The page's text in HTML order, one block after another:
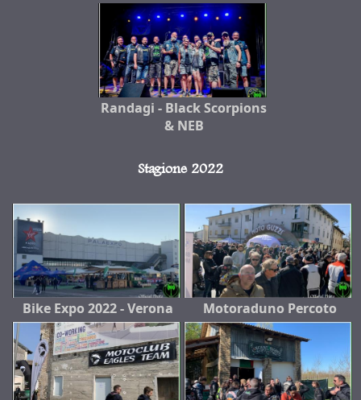
Randagi - Black Scorpions
& NEB
Stagione 2022
Bike Expo 2022 - Verona Motoraduno Percoto